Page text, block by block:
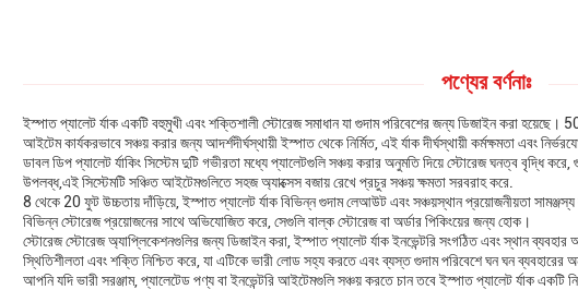
পণ্যের বর্ণনাঃ
ইস্পাত প্যালেট র্যাক একটি বহুমুখী এবং শক্তিশালী স্টোরেজ সমাধান যা গুদাম পরিবেশের জন্য ডিজাইন করা
আইটেম কার্যকরভাবে সঞ্চয় করার জন্য আদর্শদীর্ঘস্থায়ী ইস্পাত থেকে নির্মিত, এই র্যাক দীর্ঘস্থায়ী কর্মক্ষমতা এবং
ডাবল ডিপ প্যালেট র্যাকিং সিস্টেম দুটি গভীরতা মধ্যে প্যালেটগুলি সঞ্চয় করার অনুমতি দিয়ে স্টোরেজ ঘনত্ব বৃদ্ধি
উপলব্ধ,এই সিস্টেমটি সঞ্চিত আইটেমগুলিতে সহজ অ্যাক্সেস বজায় রেখে প্রচুর সঞ্চয় ক্ষমতা সরবরাহ করে.
8 থেকে 20 ফুট উচ্চতায় দাঁড়িয়ে, ইস্পাত প্যালেট র্যাক বিভিন্ন গুদাম লেআউট এবং সঞ্চয়স্থান প্রয়োজনীয়তা
বিভিন্ন স্টোরেজ প্রয়োজনের সাথে অভিযোজিত করে, সেগুলি বাল্ক স্টোরেজ বা অর্ডার পিকিংয়ের জন্য হোক।
স্টোরেজ স্টোরেজ অ্যাপ্লিকেশনগুলির জন্য ডিজাইন করা, ইস্পাত প্যালেট র্যাক ইনভেন্টরি সংগঠিত এবং স্থান
স্থিতিশীলতা এবং শক্তি নিশ্চিত করে, যা এটিকে ভারী লোড সহ্য করতে এবং ব্যস্ত গুদাম পরিবেশে ঘন ঘন ব্যবহারের
আপনি যদি ভারী সরঞ্জাম, প্যালেটেড পণ্য বা ইনভেন্টরি আইটেমগুলি সঞ্চয় করতে চান তবে ইস্পাত প্যালেট র্যাক